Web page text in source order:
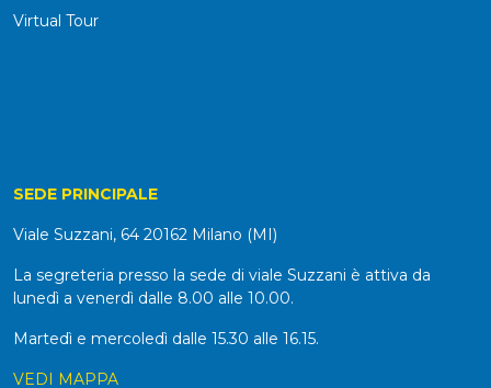
Virtual Tour
SEDE PRINCIPALE
Viale Suzzani, 64 20162 Milano (MI)
La segreteria presso la sede di viale Suzzani è attiva da
lunedì a venerdì dalle 8.00 alle 10.00.
Martedì e mercoledì dalle 15.30 alle 16.15.
VEDI MAPPA